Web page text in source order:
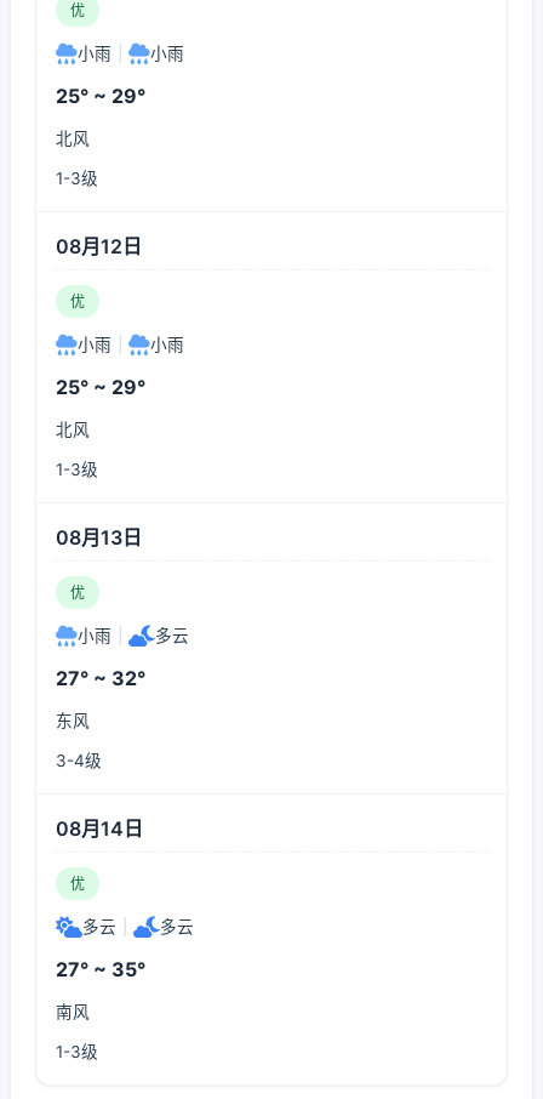
优
小雨 小雨
25° ~ 29°
北风
1-3级
08月12日
优
小雨 小雨
25° ~ 29°
北风
1-3级
08月13日
优
小雨 多云
27° ~ 32°
东风
3-4级
08月14日
优
多云 多云
27° ~ 35°
南风
1-3级